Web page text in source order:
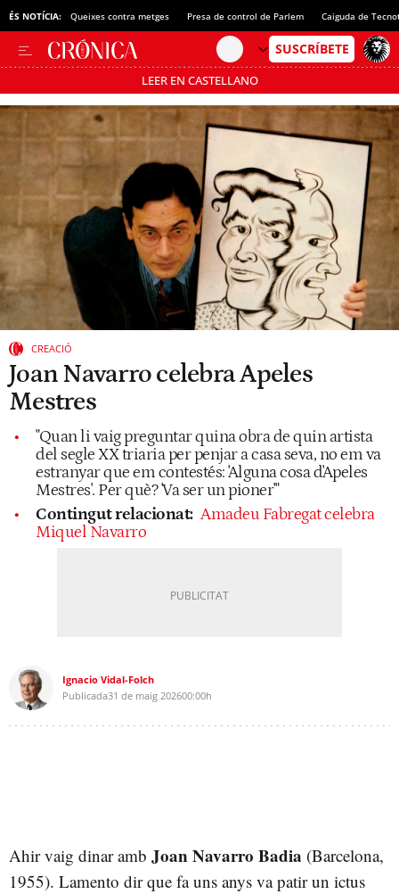
ÉS NOTÍCIA: Queixes contra metges Presa de control de Parlem Caiguda de
LEER EN CASTELLANO
Passa’t al mode estalvi
CREACIÓ
Joan Navarro celebra Apeles
Mestres
"Quan li vaig preguntar quina obra de quin artista
del segle XX triaria per penjar a casa seva, no em va
estranyar que em contestés: 'Alguna cosa d'Apeles
Mestres'. Per què? 'Va ser un pioner'"
Contingut relacionat: Amadeu Fabregat celebra
Miquel Navarro
Ignacio Vidal-Folch
Publicada31 de maig 202600:00h
Ahir vaig dinar amb Joan Navarro Badia (Barcelona,
1955). Lamento dir que fa uns anys va patir un ictus